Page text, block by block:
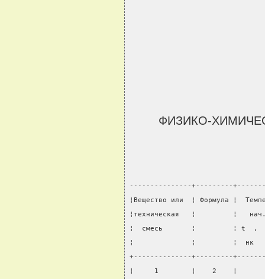
ФИЗИКО-
---------------+---------
¦Вещество или  ¦ Формула ¦
¦техническая   ¦         ¦
¦  смесь       ¦         ¦ t  ,
¦              ¦         ¦  нк
+--------------+---------
¦     1        ¦    2    ¦